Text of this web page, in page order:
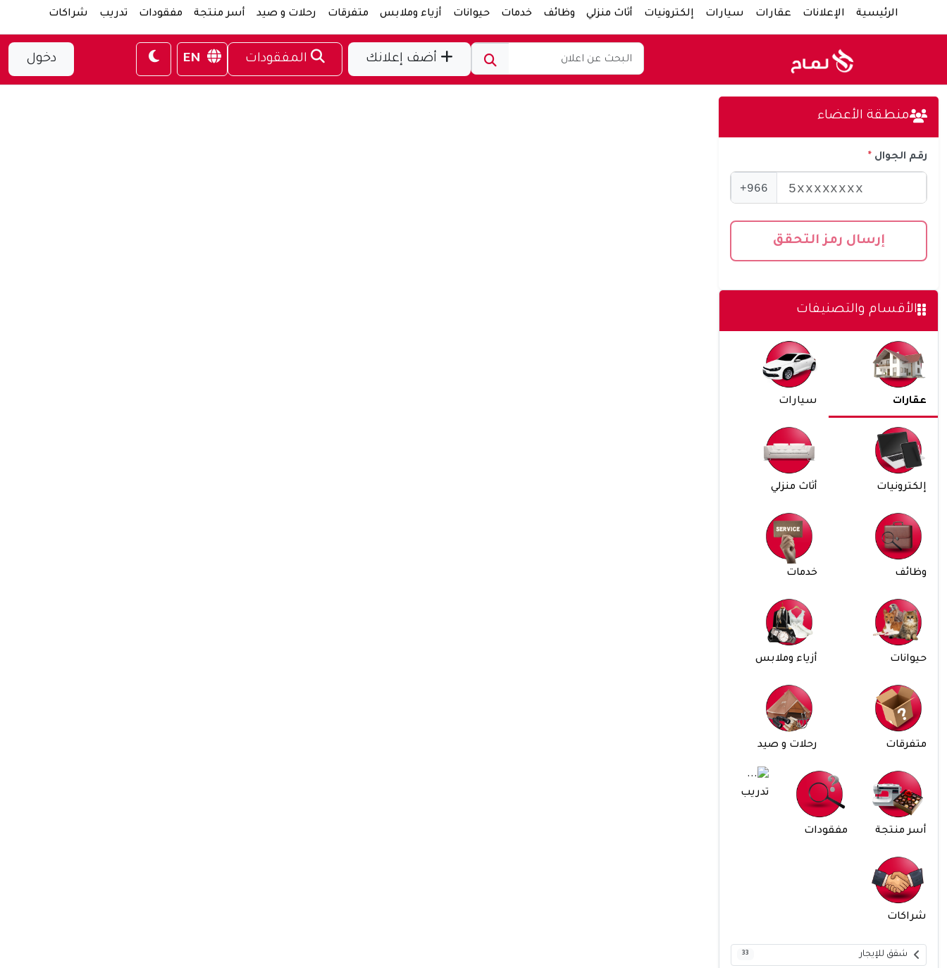
الرئيسية الإعلانات عقارات سيارات إلكترونيات أثاث منزلي وظائف خدمات حيوانات أزياء وملابس متفرقات رحلات و صيد أسر منتجة مفقودات تدريب شراكات
أضف إعلانك المفقودات دخول
منطقة الأعضاء
رقم الجوال
966+
إرسال رمز التحقق
الأقسام والتصنيفات
عقارات سيارات
إلكترونيات أثاث منزلي
وظائف خدمات
حيوانات أزياء وملابس
متفرقات رحلات و صيد
أسر منتجة مفقودات
تدريب
شراكات
شقق للإيجار 33